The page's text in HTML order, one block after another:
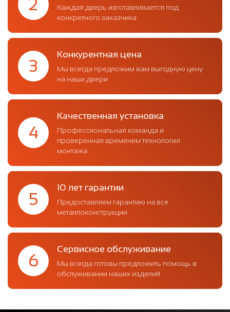
2
Каждая дверь изготавливается под
конкретного заказчика
3
Конкурентная цена
Мы всегда предложим вам выгодную цену
на наши двери
4
Качественная установка
Профессиональная команда и
проверенная временем технология
монтажа
5
10 лет гарантии
Предоставляем гарантию на все
металлоконструкции
6
Сервисное обслуживание
Мы всегда готовы предложить помощь в
обслуживании наших изделий